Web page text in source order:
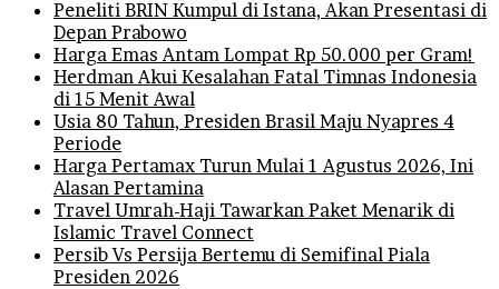
Peneliti BRIN Kumpul di Istana, Akan Presentasi di
Depan Prabowo
Harga Emas Antam Lompat Rp 50.000 per Gram!
Herdman Akui Kesalahan Fatal Timnas Indonesia
di 15 Menit Awal
Usia 80 Tahun, Presiden Brasil Maju Nyapres 4
Periode
Harga Pertamax Turun Mulai 1 Agustus 2026, Ini
Alasan Pertamina
Travel Umrah-Haji Tawarkan Paket Menarik di
Islamic Travel Connect
Persib Vs Persija Bertemu di Semifinal Piala
Presiden 2026